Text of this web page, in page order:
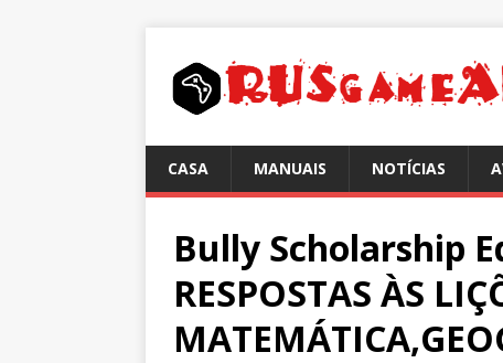
CASA MANUAIS NOTÍCIAS
Bully Scholarship
RESPOSTAS ÀS